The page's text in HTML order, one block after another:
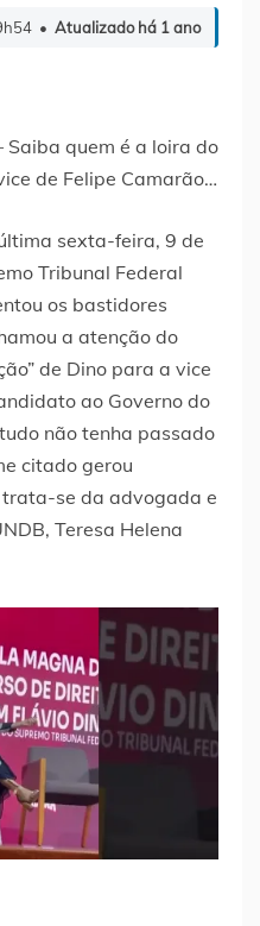
• Atualizado há 1 ano
sexta-feira, 9 de
Tribunal Federal
os bastidores
a atenção do
de Dino para a vice
ao Governo do
não tenha passado
citado gerou
se da advogada e
Teresa Helena